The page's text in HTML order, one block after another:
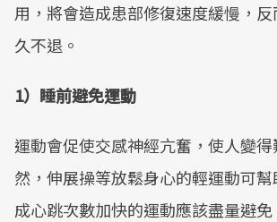
用，將會造成患部修復速度緩慢，
久不退。
1）睡前避免運動
運動會促使交感神經亢奮，使人變
然，伸展操等放鬆身心的輕運動可
成心跳次數加快的運動應該盡量避免